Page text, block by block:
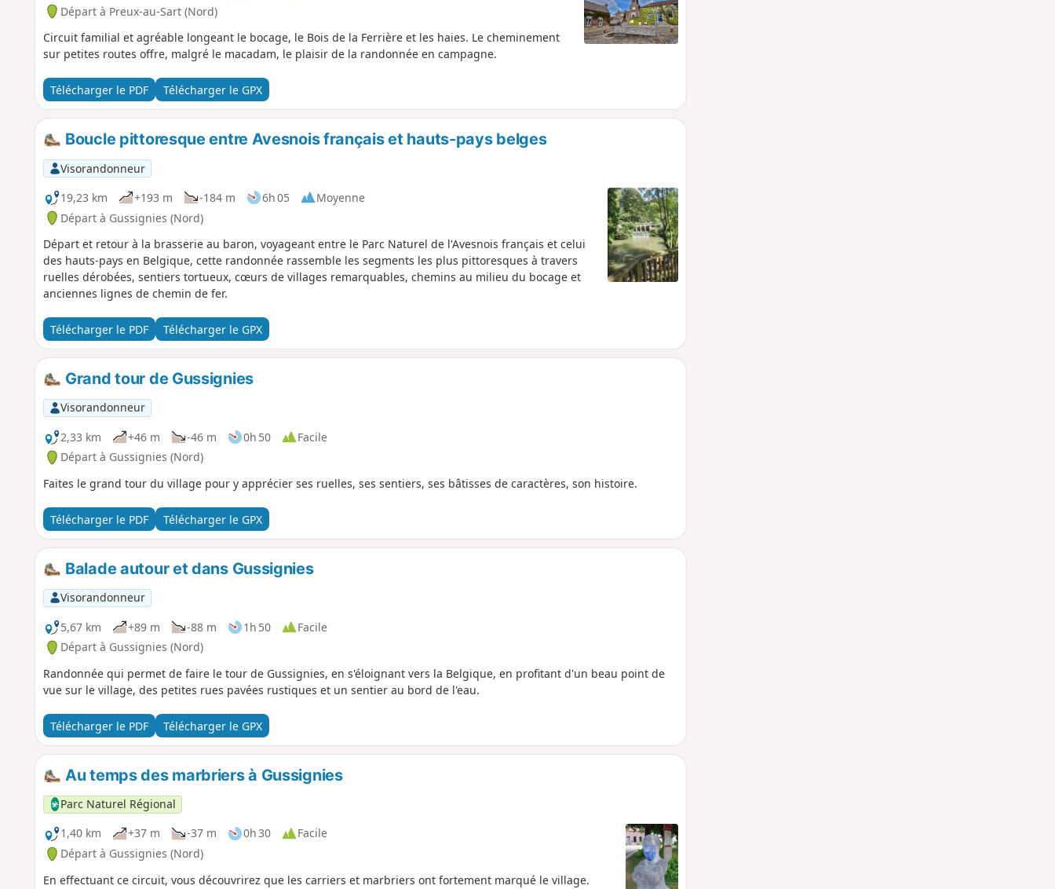
Départ à Preux-au-Sart (Nord)
Circuit familial et agréable longeant le bocage, le Bois de la Ferrière et les haies. Le cheminement
sur petites routes offre, malgré le macadam, le plaisir de la randonnée en campagne.
Télécharger le PDF Télécharger le GPX
Boucle pittoresque entre Avesnois français et hauts-pays belges
Visorandonneur
19,23 km
+193 m -184 m 6h 05
Moyenne
Départ à Gussignies (Nord)
Départ et retour à la brasserie au baron, voyageant entre le Parc Naturel de l'Avesnois français et celui
des hauts-pays en Belgique, cette randonnée rassemble les segments les plus pittoresques à travers
ruelles dérobées, sentiers tortueux, cœurs de villages remarquables, chemins au milieu du bocage et
anciennes lignes de chemin de fer.
Télécharger le PDF Télécharger le GPX
Grand tour de Gussignies
Visorandonneur
2,33 km
+46 m -46 m 0h 50
Facile
Départ à Gussignies (Nord)
Faites le grand tour du village pour y apprécier ses ruelles, ses sentiers, ses bâtisses de caractères, son histoire.
Télécharger le PDF Télécharger le GPX
Balade autour et dans Gussignies
Visorandonneur
5,67 km
+89 m -88 m 1h 50
Facile
Départ à Gussignies (Nord)
Randonnée qui permet de faire le tour de Gussignies, en s'éloignant vers la Belgique, en profitant d'un beau point de
vue sur le village, des petites rues pavées rustiques et un sentier au bord de l'eau.
Télécharger le PDF Télécharger le GPX
Au temps des marbriers à Gussignies
Parc Naturel Régional
1,40 km
+37 m -37 m 0h 30
Facile
Départ à Gussignies (Nord)
En effectuant ce circuit, vous découvrirez que les carriers et marbriers ont fortement marqué le village.